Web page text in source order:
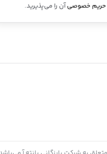
حریم خصوصیآن را می‌پذیرید.